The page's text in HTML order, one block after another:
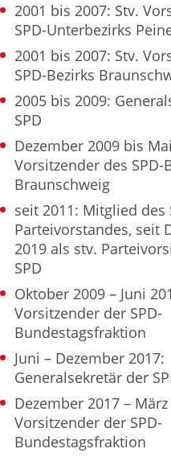
2001 bis 2007: Stv.
SPD-Unterbezirks
2001 bis 2007: Stv.
SPD-Bezirks
2005 bis 2009:
SPD
Dezember 2009 bis
Vorsitzender des SPD-
Braunschweig
seit 2011: Mitglied des
Parteivorstandes, seit
2019 als stv.
SPD
Oktober 2009 – Juni
Vorsitzender der SPD-
Bundestagsfraktion
Juni – Dezember 2017:
Generalsekretär der
Dezember 2017 –
Vorsitzender der SPD-
Bundestagsfraktion